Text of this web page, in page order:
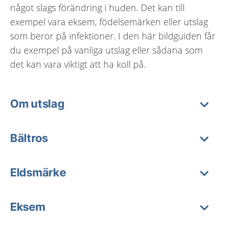
något slags förändring i huden. Det kan till
exempel vara eksem, födelsemärken eller utslag
som beror på infektioner. I den här bildguiden får
du exempel på vanliga utslag eller sådana som
det kan vara viktigt att ha koll på.
Om utslag
Bältros
Eldsmärke
Eksem